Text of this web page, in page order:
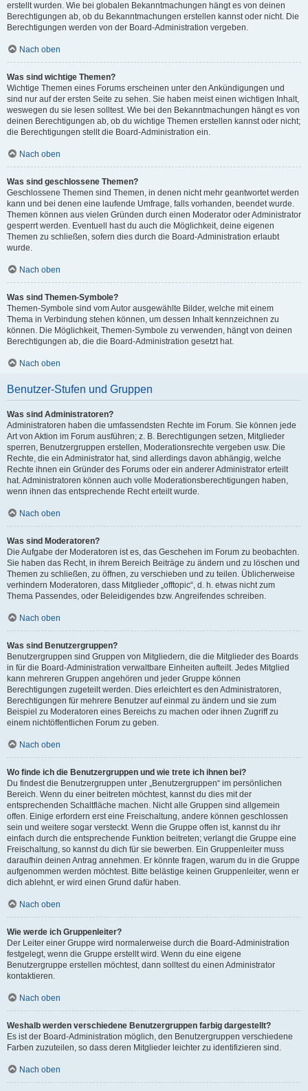
erstellt wurden. Wie bei globalen Bekanntmachungen hängt es von deinen
Berechtigungen ab, ob du Bekanntmachungen erstellen kannst oder nicht. Die
Berechtigungen werden von der Board-Administration vergeben.
Nach oben
Was sind wichtige Themen?
Wichtige Themen eines Forums erscheinen unter den Ankündigungen und
sind nur auf der ersten Seite zu sehen. Sie haben meist einen wichtigen Inhalt,
weswegen du sie lesen solltest. Wie bei den Bekanntmachungen hängt es von
deinen Berechtigungen ab, ob du wichtige Themen erstellen kannst oder nicht;
die Berechtigungen stellt die Board-Administration ein.
Nach oben
Was sind geschlossene Themen?
Geschlossene Themen sind Themen, in denen nicht mehr geantwortet werden
kann und bei denen eine laufende Umfrage, falls vorhanden, beendet wurde.
Themen können aus vielen Gründen durch einen Moderator oder Administrator
gesperrt werden. Eventuell hast du auch die Möglichkeit, deine eigenen
Themen zu schließen, sofern dies durch die Board-Administration erlaubt
wurde.
Nach oben
Was sind Themen-Symbole?
Themen-Symbole sind vom Autor ausgewählte Bilder, welche mit einem
Thema in Verbindung stehen können, um dessen Inhalt kennzeichnen zu
können. Die Möglichkeit, Themen-Symbole zu verwenden, hängt von deinen
Berechtigungen ab, die die Board-Administration gesetzt hat.
Nach oben
Benutzer-Stufen und Gruppen
Was sind Administratoren?
Administratoren haben die umfassendsten Rechte im Forum. Sie können jede
Art von Aktion im Forum ausführen; z. B. Berechtigungen setzen, Mitglieder
sperren, Benutzergruppen erstellen, Moderationsrechte vergeben usw. Die
Rechte, die ein Administrator hat, sind allerdings davon abhängig, welche
Rechte ihnen ein Gründer des Forums oder ein anderer Administrator erteilt
hat. Administratoren können auch volle Moderationsberechtigungen haben,
wenn ihnen das entsprechende Recht erteilt wurde.
Nach oben
Was sind Moderatoren?
Die Aufgabe der Moderatoren ist es, das Geschehen im Forum zu beobachten.
Sie haben das Recht, in ihrem Bereich Beiträge zu ändern und zu löschen und
Themen zu schließen, zu öffnen, zu verschieben und zu teilen. Üblicherweise
verhindern Moderatoren, dass Mitglieder „offtopic“, d. h. etwas nicht zum
Thema Passendes, oder Beleidigendes bzw. Angreifendes schreiben.
Nach oben
Was sind Benutzergruppen?
Benutzergruppen sind Gruppen von Mitgliedern, die die Mitglieder des Boards
in für die Board-Administration verwaltbare Einheiten aufteilt. Jedes Mitglied
kann mehreren Gruppen angehören und jeder Gruppe können
Berechtigungen zugeteilt werden. Dies erleichtert es den Administratoren,
Berechtigungen für mehrere Benutzer auf einmal zu ändern und sie zum
Beispiel zu Moderatoren eines Bereichs zu machen oder ihnen Zugriff zu
einem nichtöffentlichen Forum zu geben.
Nach oben
Wo finde ich die Benutzergruppen und wie trete ich ihnen bei?
Du findest die Benutzergruppen unter „Benutzergruppen“ im persönlichen
Bereich. Wenn du einer beitreten möchtest, kannst du dies mit der
entsprechenden Schaltfläche machen. Nicht alle Gruppen sind allgemein
offen. Einige erfordern erst eine Freischaltung, andere können geschlossen
sein und weitere sogar versteckt. Wenn die Gruppe offen ist, kannst du ihr
einfach durch die entsprechende Funktion beitreten; verlangt die Gruppe eine
Freischaltung, so kannst du dich für sie bewerben. Ein Gruppenleiter muss
daraufhin deinen Antrag annehmen. Er könnte fragen, warum du in die Gruppe
aufgenommen werden möchtest. Bitte belästige keinen Gruppenleiter, wenn er
dich ablehnt, er wird einen Grund dafür haben.
Nach oben
Wie werde ich Gruppenleiter?
Der Leiter einer Gruppe wird normalerweise durch die Board-Administration
festgelegt, wenn die Gruppe erstellt wird. Wenn du eine eigene
Benutzergruppe erstellen möchtest, dann solltest du einen Administrator
kontaktieren.
Nach oben
Weshalb werden verschiedene Benutzergruppen farbig dargestellt?
Es ist der Board-Administration möglich, den Benutzergruppen verschiedene
Farben zuzuteilen, so dass deren Mitglieder leichter zu identifizieren sind.
Nach oben